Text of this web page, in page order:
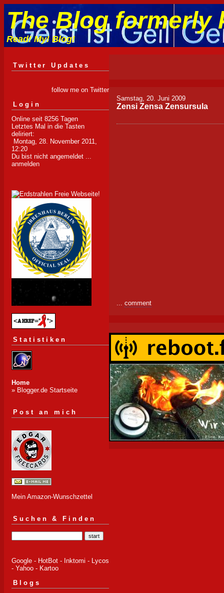
The Blog formerly
Read! My! Blog!
Twitter Updates
follow me on Twitter
Login
Online seit 8256 Tagen
Letztes Mal in die Tasten
deliriert:
Montag, 28. November 2011,
12:20
Du bist nicht angemeldet ...
anmelden
Statistiken
Home
» Blogger.de Startseite
Post an mich
Mein Amazon-Wunschzettel
Suchen & Finden
Google - HotBot - Inktomi - Lycos
- Yahoo - Kartoo
Blogs
Samstag, 20. Juni 2009
Zensi Zensa Zensursula
... comment